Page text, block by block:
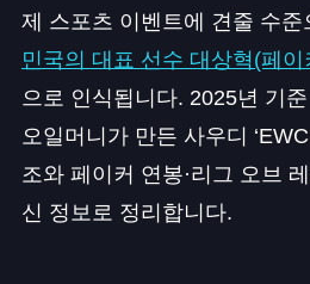
제 스포츠 이벤트에 견줄 수준
민국의 대표 선수 대상혁(페이
으로 인식됩니다. 2025년 기
오일머니가 만든 사우디
조와 페이커 연봉·리그 오브
신 정보로 정리합니다.